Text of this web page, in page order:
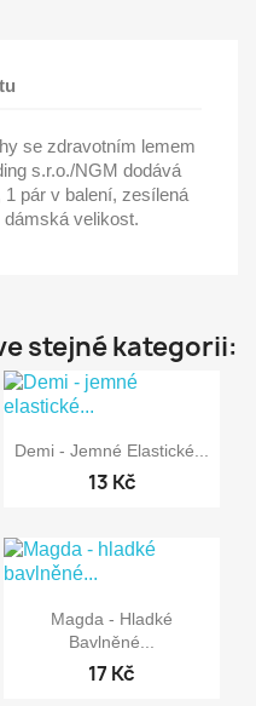
se zdravotním lemem
s.r.o./NGM dodává
pár v balení, zesílená
velikost.
stejné kategorii:
 Rychlý náhled
Demi - Jemné Elastické...
13 Kč
 Rychlý náhled
Magda - Hladké
Bavlněné...
17 Kč